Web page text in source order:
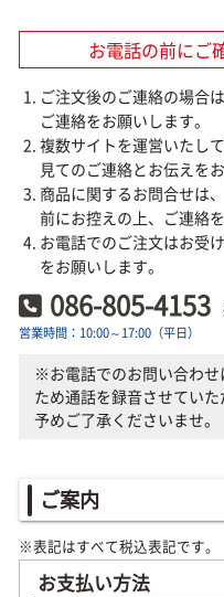
お電話の前にご
ご注文後のご連絡の場合
ご連絡をお願いします。
複数サイトを運営いたし
見てのご連絡とお伝えを
商品に関するお問合せは
前にお控えの上、ご連絡
お電話でのご注文はお受
をお願いします。
086-805-4153
営業時間：10:00～17:00（平日）
※お電話でのお問い合わ
ため通話を録音させていた
予めご了承くださいませ。
ご案内
※表記はすべて税込表記です。
お支払い方法